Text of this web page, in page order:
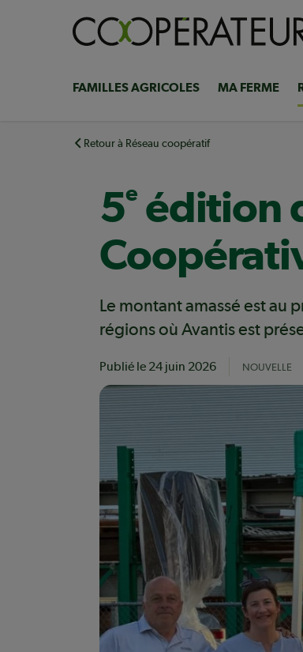
Navigation
principale
FAMILLES AGRICOLES MA FERME
Retour à Réseau coopératif
5eédition
Le montant amassé est au
régions où Avantis est
Publié le 24 juin 2026 NOUVELLE